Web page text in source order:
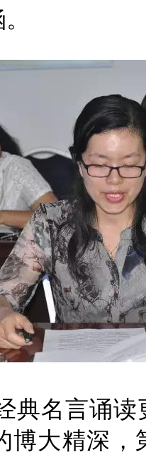
典名言诵读
博大精深